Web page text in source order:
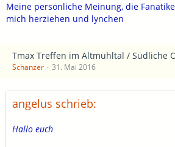
Meine persönliche Meinung, die
mich herziehen und lynchen
Tmax Treffen im Altmühltal / Südliche
Schanzer 31. Mai 2016
angelus schrieb:
Hallo euch